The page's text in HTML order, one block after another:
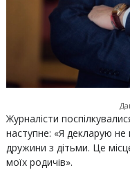
Журналісти
наступне: «Я декларую
дружини з дітьми. Це
моїх родичів».